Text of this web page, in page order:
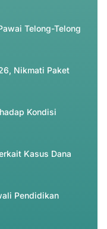
Telong-Telong
Nikmati Paket
Kondisi
Kasus Dana
Pendidikan